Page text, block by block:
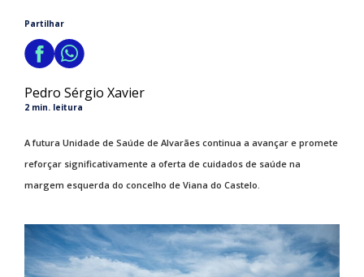
Partilhar
Pedro Sérgio Xavier
2 min. leitura
A futura Unidade de Saúde de Alvarães continua a avançar e promete
reforçar significativamente a oferta de cuidados de saúde na
margem esquerda do concelho de Viana do Castelo.